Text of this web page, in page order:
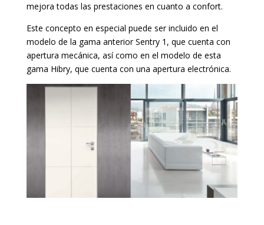
mejora todas las prestaciones en cuanto a confort.
Este concepto en especial puede ser incluido en el
modelo de la gama anterior Sentry 1, que cuenta con
apertura mecánica, así como en el modelo de esta
gama Hibry, que cuenta con una apertura electrónica.